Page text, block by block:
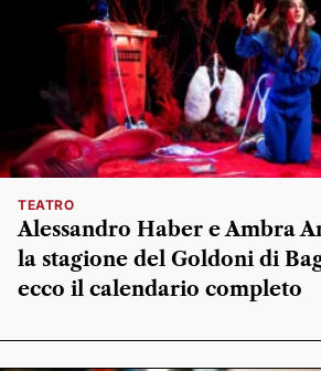
TEATRO
Alessandro Haber e Ambra
la stagione del Goldoni di
ecco il calendario completo